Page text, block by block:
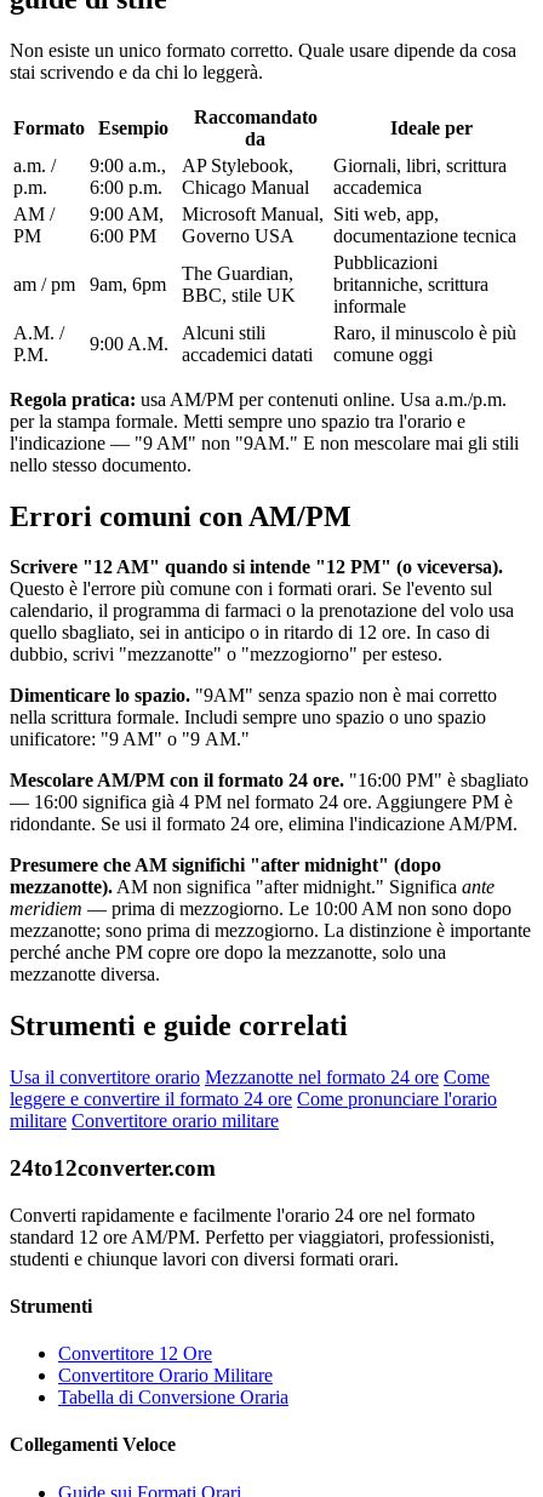
Non esiste un unico formato corretto. Quale usare dipende da cosa
stai scrivendo e da chi lo leggerà.
Formato Esempio
Raccomandato
da
Ideale per
a.m. /
p.m.
9:00 a.m.,
6:00 p.m.
AP Stylebook,
Chicago Manual
Giornali, libri, scrittura
accademica
AM /
PM
9:00 AM,
6:00 PM
Microsoft Manual,
Governo USA
Siti web, app,
documentazione tecnica
am / pm 9am, 6pm
The Guardian,
BBC, stile UK
Pubblicazioni
britanniche, scrittura
informale
A.M. /
P.M.
9:00 A.M.
Alcuni stili
accademici datati
Raro, il minuscolo è più
comune oggi
Regola pratica: usa AM/PM per contenuti online. Usa a.m./p.m.
per la stampa formale. Metti sempre uno spazio tra l'orario e
l'indicazione — "9 AM" non "9AM." E non mescolare mai gli stili
nello stesso documento.
Errori comuni con AM/PM
Scrivere "12 AM" quando si intende "12 PM" (o viceversa).
Questo è l'errore più comune con i formati orari. Se l'evento sul
calendario, il programma di farmaci o la prenotazione del volo usa
quello sbagliato, sei in anticipo o in ritardo di 12 ore. In caso di
dubbio, scrivi "mezzanotte" o "mezzogiorno" per esteso.
Dimenticare lo spazio. "9AM" senza spazio non è mai corretto
nella scrittura formale. Includi sempre uno spazio o uno spazio
unificatore: "9 AM" o "9 AM."
Mescolare AM/PM con il formato 24 ore. "16:00 PM" è sbagliato
— 16:00 significa già 4 PM nel formato 24 ore. Aggiungere PM è
ridondante. Se usi il formato 24 ore, elimina l'indicazione AM/PM.
Presumere che AM significhi "after midnight" (dopo
mezzanotte).AM non significa "after midnight." Significa ante
meridiem — prima di mezzogiorno. Le 10:00 AM non sono dopo
mezzanotte; sono prima di mezzogiorno. La distinzione è importante
perché anche PM copre ore dopo la mezzanotte, solo una
mezzanotte diversa.
Strumenti e guide correlati
Usa il convertitore orario Mezzanotte nel formato 24 ore Come
leggere e convertire il formato 24 ore Come pronunciare l'orario
militare Convertitore orario militare
24to12converter.com
Converti rapidamente e facilmente l'orario 24 ore nel formato
standard 12 ore AM/PM. Perfetto per viaggiatori, professionisti,
studenti e chiunque lavori con diversi formati orari.
Strumenti
Convertitore 12 Ore
Convertitore Orario Militare
Tabella di Conversione Oraria
Collegamenti Veloce
Guide sui Formati Orari